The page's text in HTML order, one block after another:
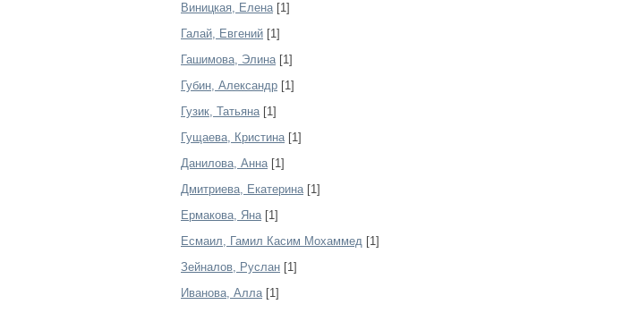
Виницкая, Елена[1]
Галай, Евгений [1]
Гашимова, Элина[1]
Губин, Александр [1]
Гузик, Татьяна[1]
Гущаева, Кристина[1]
Данилова, Анна[1]
Дмитриева, Екатерина[1]
Ермакова, Яна[1]
Есмаил, Гамил Касим Мохаммед [1]
Зейналов, Руслан [1]
Иванова, Алла[1]